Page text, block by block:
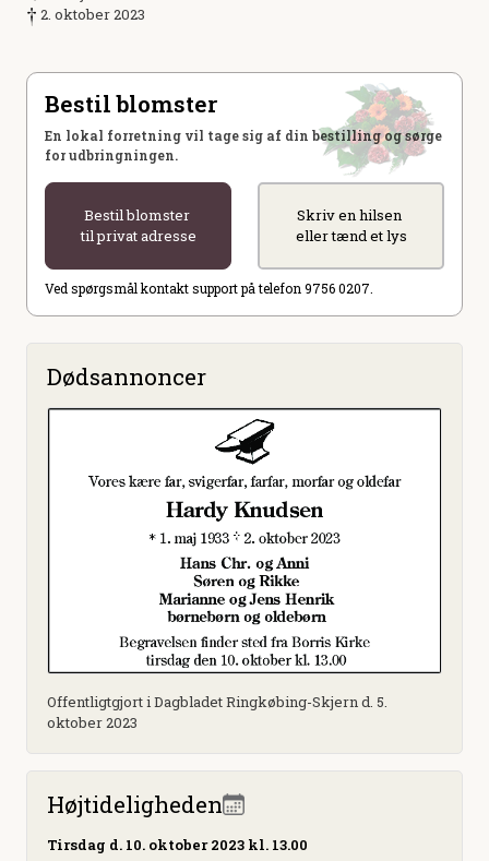
2. oktober 2023
Bestil blomster
En lokal forretning vil tage sig af din bestilling og sørge
for udbringningen.
Bestil blomster
til privat adresse
Skriv en hilsen
eller tænd et lys
Ved spørgsmål kontakt support på telefon 9756 0207.
Dødsannoncer
Offentligtgjort i Dagbladet Ringkøbing-Skjern d. 5.
oktober 2023
Højtideligheden
Tirsdag d. 10. oktober 2023 kl. 13.00